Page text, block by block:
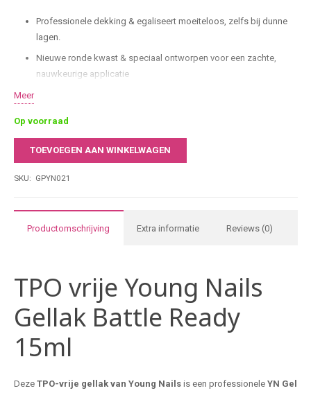
Professionele dekking & egaliseert moeiteloos, zelfs bij dunne
lagen.
Nieuwe ronde kwast & speciaal ontworpen voor een zachte,
nauwkeurige applicatie
15 ml salonformaat & ideaal voor intensief gebruik in
Meer
Op voorraad
Nails
TOEVOEGEN AAN WINKELWAGEN
SKU: GPYN021
Productomschrijving Extra informatie Reviews (0)
TPO vrije Young Nails
Gellak Battle Ready
15ml
Deze TPO-vrije gellak van Young Nailsis een professionele YN Gel